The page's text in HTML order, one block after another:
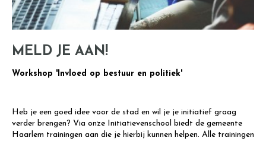
MELD JE AAN!
Workshop 'Invloed op bestuur en politiek'
Heb je een goed idee voor de stad en wil je je initiatief graag
verder brengen? Via onze Initiatievenschool biedt de gemeente
Haarlem trainingen aan die je hierbij kunnen helpen. Alle trainingen